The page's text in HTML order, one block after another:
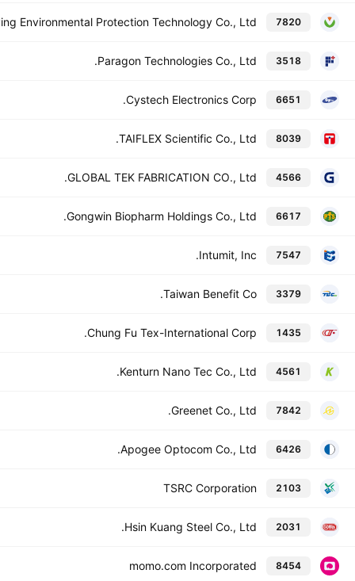
7820
Environmental Protection Technology Co., Ltd.
3518
Paragon Technologies Co., Ltd.
6651
Cystech Electronics Corp.
8039
TAIFLEX Scientific Co., Ltd.
4566
GLOBAL TEK FABRICATION CO., Ltd.
6617
Gongwin Biopharm Holdings Co., Ltd.
7547
Intumit, Inc.
3379
Taiwan Benefit Co.
1435
Chung Fu Tex-International Corp.
4561
Kenturn Nano Tec Co., Ltd.
7842
Greenet Co., Ltd.
6426
Apogee Optocom Co., Ltd.
2103
TSRC Corporation
2031
Hsin Kuang Steel Co., Ltd.
8454
momo.com Incorporated